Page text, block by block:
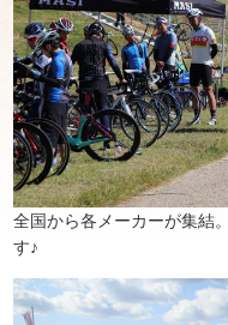
全国から各メーカーが集結
す♪